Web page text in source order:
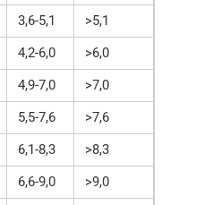
3,6-5,1
>5,1
4,2-6,0
>6,0
4,9-7,0
>7,0
5,5-7,6
>7,6
6,1-8,3
>8,3
6,6-9,0
>9,0